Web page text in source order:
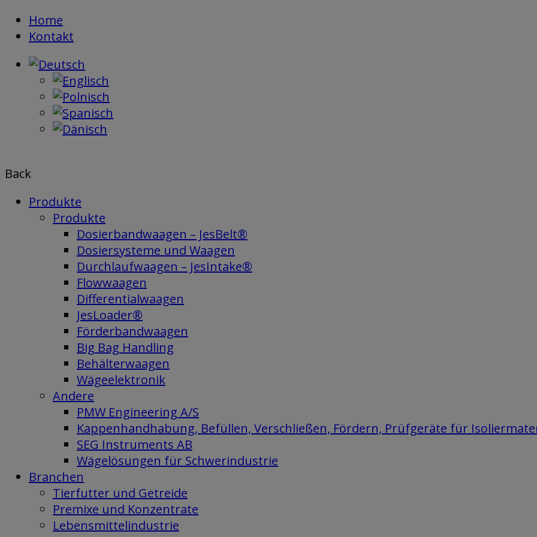
Skip Home
Kontakt
Back
Produkte
Produkte
Dosierbandwaagen – JesBelt®
Dosiersysteme und Waagen
Durchlaufwaagen – JesIntake®
Flowwaagen
Differentialwaagen
JesLoader®
Förderbandwaagen
Big Bag Handling
Behälterwaagen
Wägeelektronik
Andere
PMW Engineering A/S
Kappenhandhabung, Befüllen, Verschließen, Fördern, Prüfgeräte für
SEG Instruments AB
Wägelösungen für Schwerindustrie
Branchen
Tierfutter und Getreide
Premixe und Konzentrate
Lebensmittelindustrie